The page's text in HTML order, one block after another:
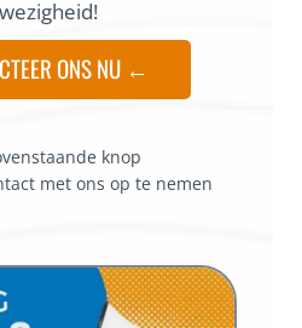
ONS NU ←
knop
met ons op te nemen